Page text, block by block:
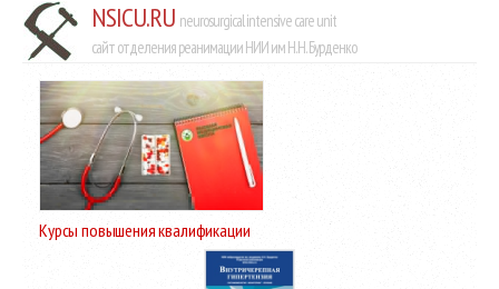
NSICU.RU neurosurgical intensive care unit
сайт отделения реанимации НИИ им Н.Н. Бурденко
Курсы повышения квалификации